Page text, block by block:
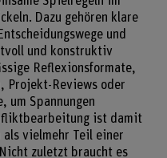
Dazu gehören klare
und
und konstruktiv
Reflexionsformate,
Projekt-Reviews oder
um Spannungen
ist damit
vielmehr Teil einer
zuletzt braucht es